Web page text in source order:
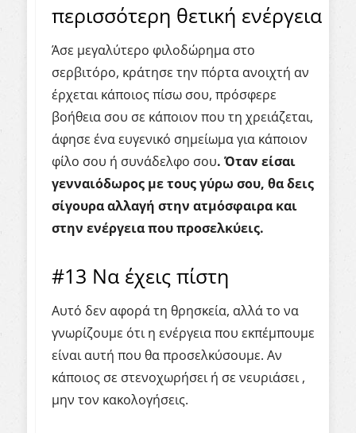
περισσότερη θετική ενέργεια
Άσε μεγαλύτερο φιλοδώρημα στο
σερβιτόρο, κράτησε την πόρτα ανοιχτή αν
έρχεται κάποιος πίσω σου, πρόσφερε
βοήθεια σου σε κάποιον που τη χρειάζεται,
άφησε ένα ευγενικό σημείωμα για κάποιον
φίλο σου ή συνάδελφο σου. Όταν είσαι
γενναιόδωρος με τους γύρω σου, θα δεις
σίγουρα αλλαγή στην ατμόσφαιρα και
στην ενέργεια που προσελκύεις.
#13 Να έχεις πίστη
Αυτό δεν αφορά τη θρησκεία, αλλά το να
γνωρίζουμε ότι η ενέργεια που εκπέμπουμε
είναι αυτή που θα προσελκύσουμε. Αν
κάποιος σε στενοχωρήσει ή σε νευριάσει ,
μην τον κακολογήσεις.